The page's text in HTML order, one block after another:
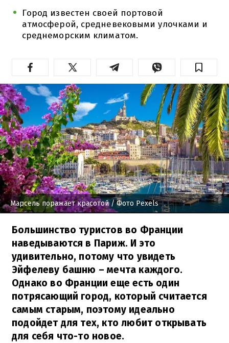
Город известен своей портовой
атмосферой, средневековыми улочками и
среднеморским климатом.
Марсель поражает красотой/ Фото Pexels
Большинство туристов во Франции
наведываются в Париж. И это
удивительно, потому что увидеть
Эйфелеву башню – мечта каждого.
Однако во Франции еще есть один
потрясающий город, который считается
самым старым, поэтому идеально
подойдет для тех, кто любит открывать
для себя что-то новое.